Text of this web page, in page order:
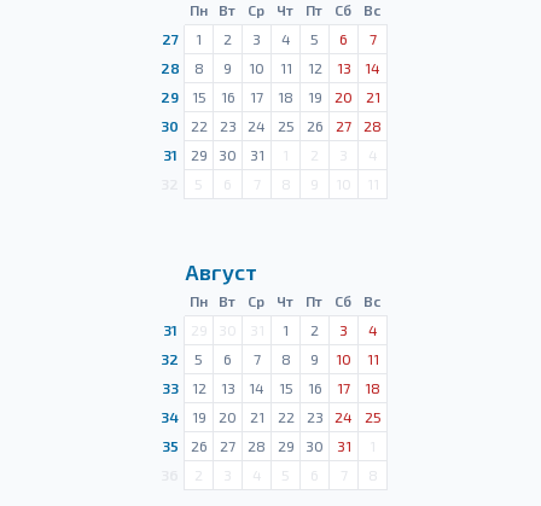
Пн Вт Ср Чт Пт Сб
Вс
27
1 2 3 4 5 6
7
28
8 9 10 11 12 13
14
29
15 16 17 18 19 20
21
30
22 23 24 25 26 27
28
31
29 30 31 1 2 3
4
5 6 7 8 9 10 11
Август
Пн Вт Ср Чт Пт Сб
Вс
31
29 30 31 1 2 3
4
32
5 6 7 8 9 10
11
33
12 13 14 15 16 17
18
34
19 20 21 22 23 24
25
35
26 27 28 29 30 31
1
2 3 4 5 6 7 8